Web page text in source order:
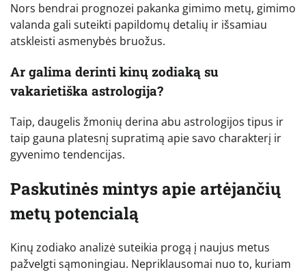
Nors bendrai prognozei pakanka gimimo metų, gimimo
valanda gali suteikti papildomų detalių ir išsamiau
atskleisti asmenybės bruožus.
Ar galima derinti kinų zodiaką su
vakarietiška astrologija?
Taip, daugelis žmonių derina abu astrologijos tipus ir
taip gauna platesnį supratimą apie savo charakterį ir
gyvenimo tendencijas.
Paskutinės mintys apie artėjančių
metų potencialą
Kinų zodiako analizė suteikia progą į naujus metus
pažvelgti sąmoningiau. Nepriklausomai nuo to, kuriam